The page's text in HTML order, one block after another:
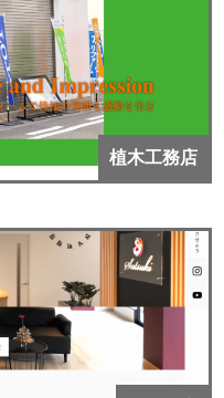
植木工務店